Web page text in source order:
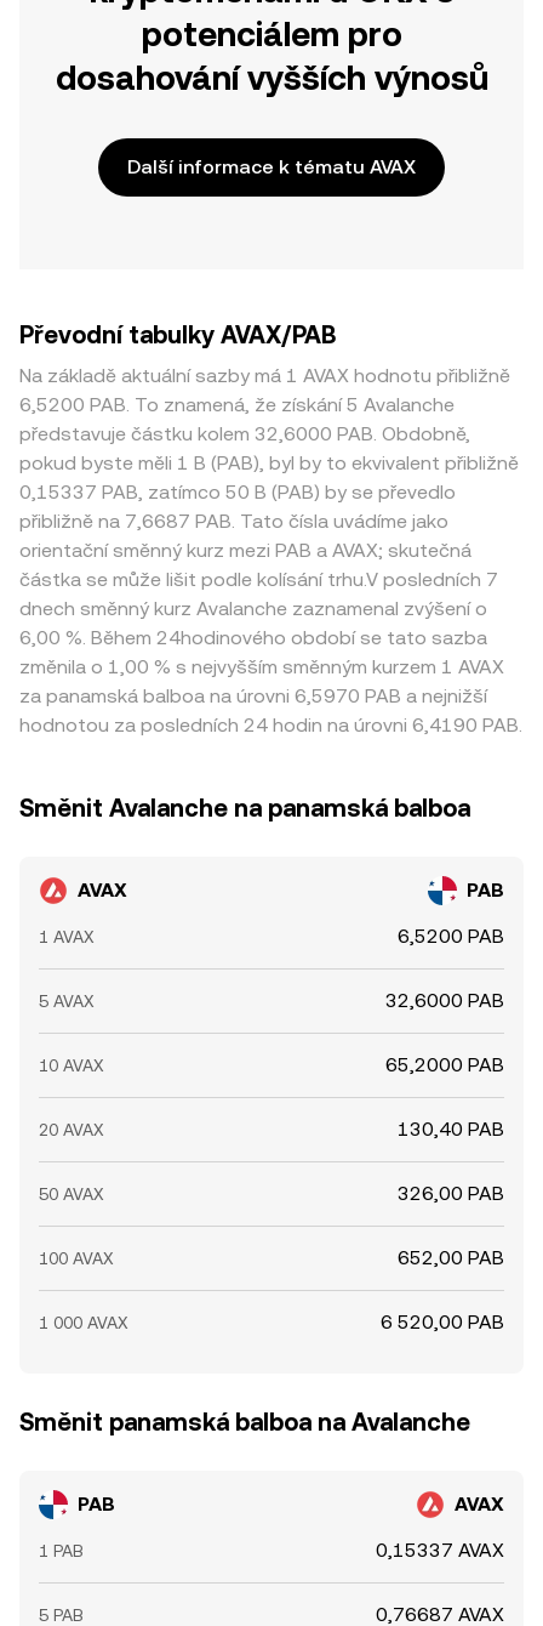
potenciálem pro
dosahování vyšších výnosů
Další informace k tématu AVAX
Převodní tabulky AVAX/PAB
Na základě aktuální sazby má 1 AVAX hodnotu přibližně
6,5200 PAB. To znamená, že získání 5 Avalanche
představuje částku kolem 32,6000 PAB. Obdobně,
pokud byste měli 1 B (PAB), byl by to ekvivalent přibližně
0,15337 PAB, zatímco 50 B (PAB) by se převedlo
přibližně na 7,6687 PAB. Tato čísla uvádíme jako
orientační směnný kurz mezi PAB a AVAX; skutečná
částka se může lišit podle kolísání trhu.V posledních 7
dnech směnný kurz Avalanche zaznamenal zvýšení o
6,00 %. Během 24hodinového období se tato sazba
změnila o 1,00 % s nejvyšším směnným kurzem 1 AVAX
za panamská balboa na úrovni 6,5970 PAB a nejnižší
hodnotou za posledních 24 hodin na úrovni 6,4190 PAB.
Směnit Avalanche na panamská balboa
AVAX PAB
1 AVAX 6,5200 PAB
5 AVAX 32,6000 PAB
10 AVAX 65,2000 PAB
20 AVAX 130,40 PAB
50 AVAX 326,00 PAB
100 AVAX 652,00 PAB
1 000 AVAX 6 520,00 PAB
Směnit panamská balboa na Avalanche
PAB AVAX
1 PAB 0,15337 AVAX
5 PAB 0,76687 AVAX